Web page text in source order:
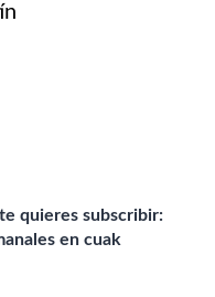
quieres subscribir:
en cuak